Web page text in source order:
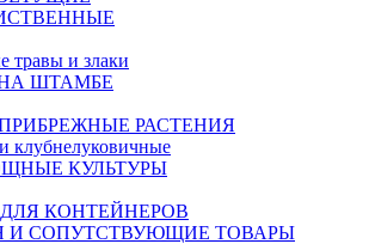
травы и злаки
ШТАМБЕ
РАСТЕНИЯ
клубнелуковичные
КУЛЬТУРЫ
КОНТЕЙНЕРОВ
И СОПУТСТВУЮЩИЕ ТОВАРЫ